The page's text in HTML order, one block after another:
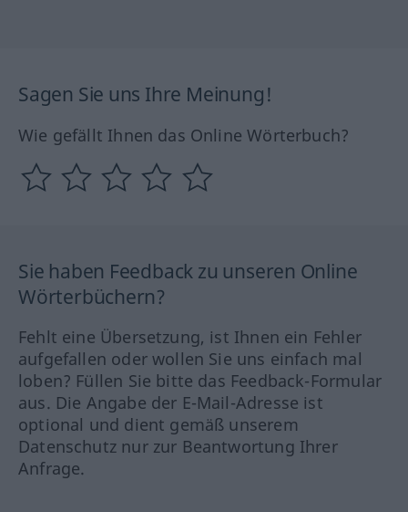
Sagen Sie uns Ihre Meinung!
Wie gefällt Ihnen das Online Wörterbuch?
Sie haben Feedback zu unseren Online
Wörterbüchern?
Fehlt eine Übersetzung, ist Ihnen ein Fehler
aufgefallen oder wollen Sie uns einfach mal
loben? Füllen Sie bitte das Feedback-Formular
aus. Die Angabe der E-Mail-Adresse ist
optional und dient gemäß unserem
Datenschutz nur zur Beantwortung Ihrer
Anfrage.